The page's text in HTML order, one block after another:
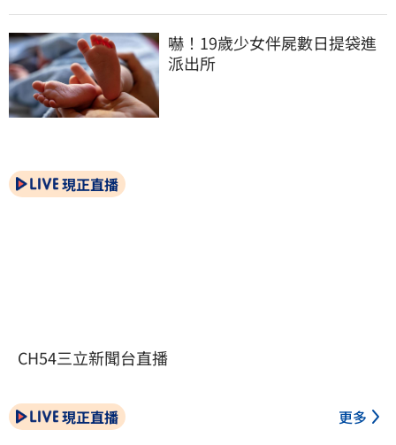
嚇！19歲少女伴屍數日提袋進
派出所
現正直播
CH54三立新聞台直播
現正直播 更多